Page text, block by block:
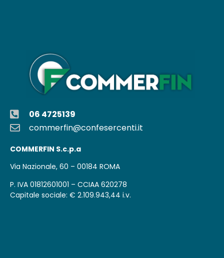
06 4725139
commerfin@confesercenti.it
COMMERFIN S.c.p.a
Via Nazionale, 60 – 00184 ROMA
P. IVA 01812601001 – CCIAA 620278
Capitale sociale: € 2.109.943,44 i.v.